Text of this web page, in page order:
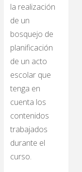
la realización
de un
bosquejo de
planificación
de un acto
escolar que
tenga en
cuenta los
contenidos
trabajados
durante el
curso.